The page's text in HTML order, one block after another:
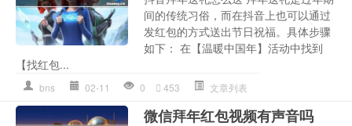
间的传统习俗，而在抖音上也可以通过
发红包的方式送出节日祝福。具体步骤
如下： 在【温暖中国年】活动中找到
【找红包...
bns 02-11 0 453 文章列表
微信拜年红包视频有声音吗